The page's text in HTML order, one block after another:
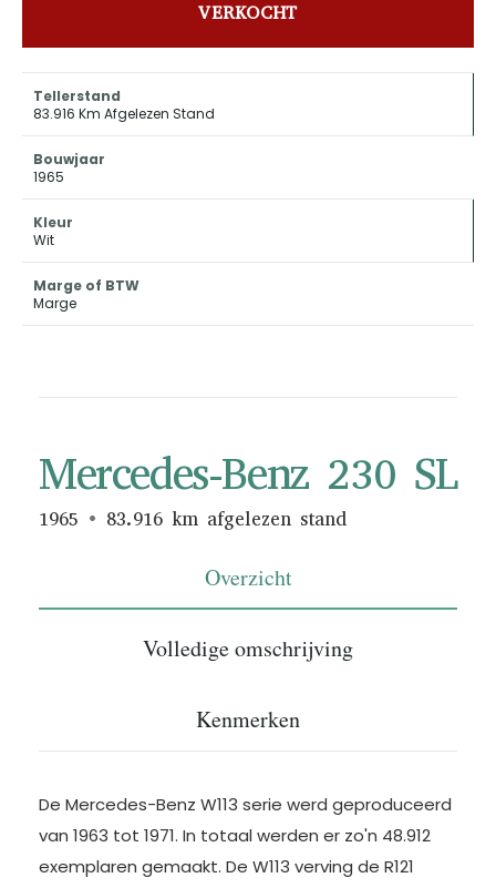
VERKOCHT
Tellerstand
83.916 Km Afgelezen Stand
Bouwjaar
1965
Kleur
Wit
Marge of BTW
Marge
Mercedes-Benz 230 SL
1965 83.916 km afgelezen stand
Overzicht
Volledige omschrijving
Kenmerken
De Mercedes-Benz W113 serie werd geproduceerd
van 1963 tot 1971. In totaal werden er zo'n 48.912
exemplaren gemaakt. De W113 verving de R121